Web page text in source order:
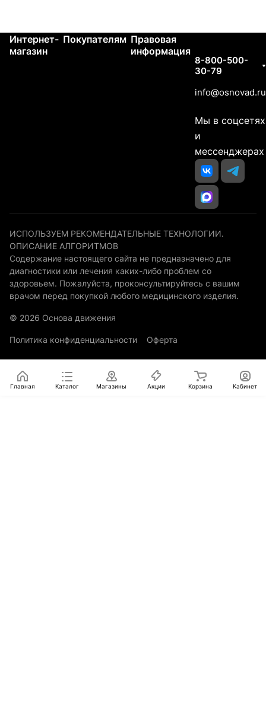
Интернет-
магазин
Покупателям Правовая
информация
8-800-500-
30-79
info@osnovad.ru
Мы в соцсетях
и
мессенджерах
ИСПОЛЬЗУЕМ РЕКОМЕНДАТЕЛЬНЫЕ ТЕХНОЛОГИИ.
ОПИСАНИЕ АЛГОРИТМОВ
Содержание настоящего сайта не предназначено для
диагностики или лечения каких-либо проблем со
здоровьем. Пожалуйста, проконсультируйтесь с вашим
врачом перед покупкой любого медицинского изделия.
© 2026 Основа движения
Политика конфиденциальности Оферта
Главная Каталог Магазины Акции Корзина Кабинет